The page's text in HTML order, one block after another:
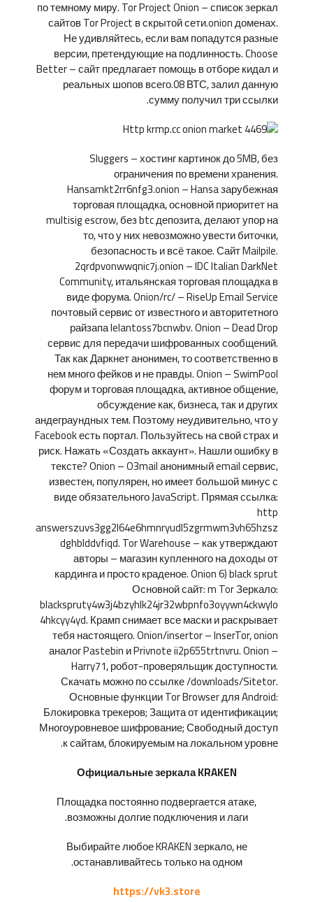
по темному миру. Tor Project Onion – список зеркал
сайтов Tor Project в скрытой сети.onion доменах.
Не удивляйтесь, если вам попадутся разные
версии, претендующие на подлинность. Choose
Better – сайт предлагает помощь в отборе кидал и
реальных шопов всего.08 ВТС, залил данную
сумму получил три ссылки.
Sluggers – хостинг картинок до 5MB, без
ограничения по времени хранения.
Hansamkt2rr6nfg3.onion – Hansa зарубежная
торговая площадка, основной приоритет на
multisig escrow, без btc депозита, делают упор на
то, что у них невозможно увести биточки,
безопасность и всё такое. Сайт Mailpile.
2qrdpvonwwqnic7j.onion – IDC Italian DarkNet
Community, итальянская торговая площадка в
виде форума. Onion/rc/ – RiseUp Email Service
почтовый сервис от известного и авторитетного
райзапа lelantoss7bcnwbv. Onion – Dead Drop
сервис для передачи шифрованных сообщений.
Так как Даркнет анонимен, то соответственно в
нем много фейков и не правды. Onion – SwimPool
форум и торговая площадка, активное общение,
обсуждение как, бизнеса, так и других
андеграундных тем. Поэтому неудивительно, что у
Facebook есть портал. Пользуйтесь на свой страх и
риск. Нажать «Создать аккаунт». Нашли ошибку в
тексте? Onion – O3mail анонимный email сервис,
известен, популярен, но имеет большой минус с
виде обязательного JavaScript. Прямая ссылка:
http
answerszuvs3gg2l64e6hmnryudl5zgrmwm3vh65hzsz
dghblddvfiqd. Tor Warehouse – как утверждают
авторы – магазин купленного на доходы от
кардинга и просто краденое. Onion 6) black sprut
Основной сайт: m Tor Зеркало:
blackspruty4w3j4bzyhlk24jr32wbpnfo3oyywn4ckwylo
4hkcyy4yd. Крамп снимает все маски и раскрывает
тебя настоящего. Onion/insertor – InserTor, onion
аналог Pastebin и Privnote ii2p655trtnvru. Onion –
Harry71, робот-проверяльщик доступности.
Скачать можно по ссылке /downloads/Sitetor.
Основные функции Tor Browser для Android:
Блокировка трекеров; Защита от идентификации;
Многоуровневое шифрование; Свободный доступ
к сайтам, блокируемым на локальном уровне.
Официальные зеркала KRAKEN
Площадка постоянно подвергается атаке,
возможны долгие подключения и лаги.
Выбирайте любое KRAKEN зеркало, не
останавливайтесь только на одном.
https://vk3.store